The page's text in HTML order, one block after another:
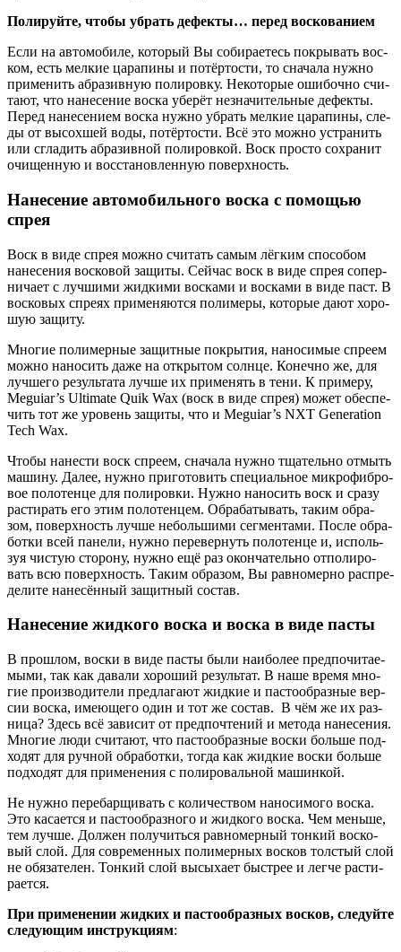
Поли­руй­те, что­бы убрать дефек­ты… перед вос­ко­ва­ни­ем
Если на авто­мо­би­ле, кото­рый Вы соби­ра­е­тесь покры­вать вос­
ком, есть мел­кие цара­пи­ны и потёр­то­сти, то сна­ча­ла нуж­но
при­ме­нить абра­зив­ную поли­ров­ку. Неко­то­рые оши­боч­но счи­
та­ют, что нане­се­ние вос­ка убе­рёт незна­чи­тель­ные дефек­ты.
Перед нане­се­ни­ем вос­ка нуж­но убрать мел­кие цара­пи­ны, сле­
ды от высох­шей воды, потёр­то­сти. Всё это мож­но устра­нить
или сгла­дить абра­зив­ной поли­ров­кой. Воск про­сто сохра­нит
очи­щен­ную и вос­ста­нов­лен­ную поверх­ность.
Нанесение автомобильного воска с помощью
спрея
Воск в виде спрея мож­но счи­тать самым лёг­ким спо­со­бом
нане­се­ния вос­ко­вой защи­ты. Сей­час воск в виде спрея сопер­
ни­ча­ет с луч­ши­ми жид­ки­ми вос­ка­ми и вос­ка­ми в виде паст. В
вос­ко­вых спре­ях при­ме­ня­ют­ся поли­ме­ры, кото­рые дают хоро­
шую защи­ту.
Мно­гие поли­мер­ные защит­ные покры­тия, нано­си­мые спре­ем
мож­но нано­сить даже на откры­том солн­це. Конеч­но же, для
луч­ше­го резуль­та­та луч­ше их при­ме­нять в тени. К при­ме­ру,
Meguiar’s Ultimate Quik Wax (воск в виде спрея) может обес­пе­
чить тот же уро­вень защи­ты, что и Meguiar’s NXT Generation
Tech Wax.
Что­бы нане­сти воск спре­ем, сна­ча­ла нуж­но тща­тель­но отмыть
маши­ну. Далее, нуж­но при­го­то­вить спе­ци­аль­ное мик­ро­фиб­ро­
вое поло­тен­це для поли­ров­ки. Нуж­но нано­сить воск и сра­зу
рас­ти­рать его этим поло­тен­цем. Обра­ба­ты­вать, таким обра­
зом, поверх­ность луч­ше неболь­ши­ми сег­мен­та­ми. После обра­
бот­ки всей пане­ли, нуж­но пере­вер­нуть поло­тен­це и, исполь­
зуя чистую сто­ро­ну, нуж­но ещё раз окон­ча­тель­но отпо­ли­ро­
вать всю поверх­ность. Таким обра­зом, Вы рав­но­мер­но рас­пре­
де­ли­те нане­сён­ный защит­ный состав.
Нанесение жидкого воска и воска в виде пасты
В про­шлом, вос­ки в виде пас­ты были наи­бо­лее пред­по­чи­та­е­
мы­ми, так как дава­ли хоро­ший резуль­тат. В наше вре­мя мно­
гие про­из­во­ди­те­ли пред­ла­га­ют жид­кие и пас­то­об­раз­ные вер­
сии вос­ка, име­ю­ще­го один и тот же состав. В чём же их раз­
ни­ца? Здесь всё зави­сит от пред­по­чте­ний и мето­да нане­се­ния.
Мно­гие люди счи­та­ют, что пас­то­об­раз­ные вос­ки боль­ше под­
хо­дят для руч­ной обра­бот­ки, тогда как жид­кие вос­ки боль­ше
под­хо­дят для при­ме­не­ния с поли­ро­валь­ной машин­кой.
Не нуж­но пере­бар­щи­вать с коли­че­ством нано­си­мо­го вос­ка.
Это каса­ет­ся и пас­то­об­раз­но­го и жид­ко­го вос­ка. Чем мень­ше,
тем луч­ше. Дол­жен полу­чить­ся рав­но­мер­ный тон­кий вос­ко­
вый слой. Для совре­мен­ных поли­мер­ных вос­ков тол­стый слой
не обя­за­те­лен. Тон­кий слой высы­ха­ет быст­рее и лег­че рас­ти­
ра­ет­ся.
При при­ме­не­нии жид­ких и пас­то­об­раз­ных вос­ков, сле­дуй­те
сле­ду­ю­щим инструк­ци­ям: